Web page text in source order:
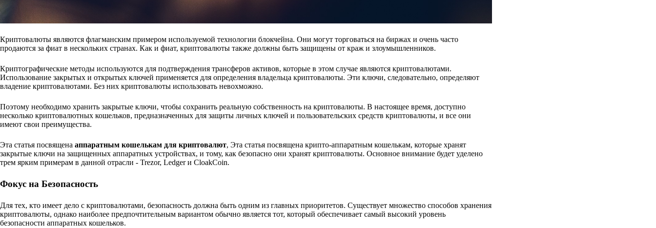
Криптовалюты являются флагманским примером используемой технологии блокчейна. Они могут торговаться на биржах и очень часто
продаются за фиат в нескольких странах. Как и фиат, криптовалюты также должны быть защищены от краж и злоумышленников.
Криптографические методы используются для подтверждения трансферов активов, которые в этом случае являются криптовалютами.
Использование закрытых и открытых ключей применяется для определения владельца криптовалюты. Эти ключи, следовательно, определяют
владение криптовалютами. Без них криптовалюты использовать невохможно.
Поэтому необходимо хранить закрытые ключи, чтобы сохранить реальную собственность на криптовалюты. В настоящее время, доступно
несколько криптовалютных кошельков, предназначенных для защиты личных ключей и пользовательских средств криптовалюты, и все они
имеют свои преимущества.
Эта статья посвящена аппаратным кошелькам для криптовалют, Эта статья посвящена крипто-аппаратным кошелькам, которые хранят
закрытые ключи на защищенных аппаратных устройствах, и тому, как безопасно они хранят криптовалюты. Основное внимание будет уделено
трем ярким примерам в данной отрасли - Trezor, Ledger и CloakCoin.
Фокус на Безопасность
Для тех, кто имеет дело с криптовалютами, безопасность должна быть одним из главных приоритетов. Существует множество способов хранения
криптовалюты, однако наиболее предпочтительным вариантом обычно является тот, который обеспечивает самый высокий уровень
безопасности аппаратных кошельков.